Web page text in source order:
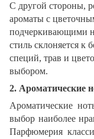
С другой стороны,
ароматы с
подчеркивающими
стиль склоняется к
специй, трав и
выбором.
2. Ароматические
Ароматические
выбор наиболее
Парфюмерия